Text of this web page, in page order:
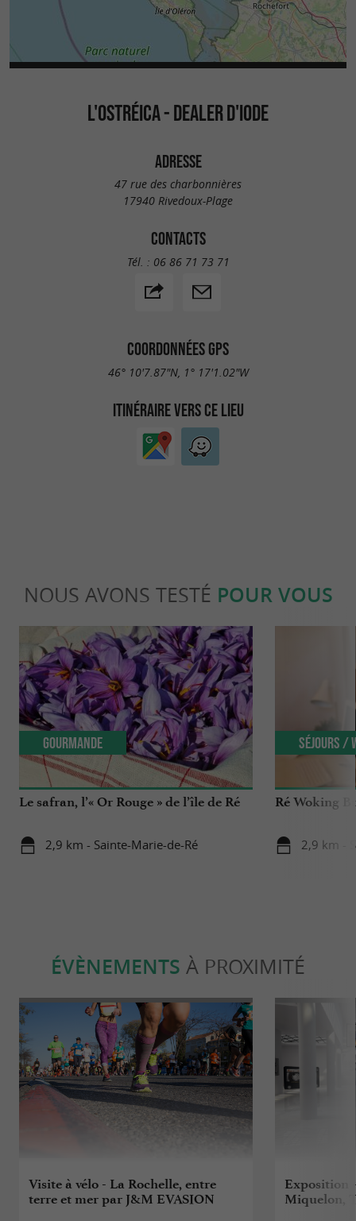
L'OSTRÉICA - DEALER D'IODE
ADRESSE
47 rue des charbonnières
17940 Rivedoux-Plage
CONTACTS
Tél. : 06 86 71 73 71
COORDONNÉES GPS
46° 10'7.87"N, 1° 17'1.02"W
ITINÉRAIRE VERS CE LIEU
NOUS AVONS TESTÉ POUR VOUS
Le safran, l’« Or Rouge » de l’île de Ré
2,9 km - Sainte-Marie-de-Ré
Gourmande
Ré Woking
2,9 km -
Séjours /
ÉVÈNEMENTS À PROXIMITÉ
Visite à vélo - La Rochelle, entre
terre et mer par J&M EVASION
Exposition
Miquelon,